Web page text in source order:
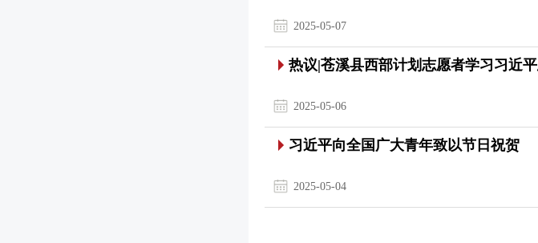
2025-05-07
热议|苍溪县西部计划志愿者学习习近
2025-05-06
习近平向全国广大青年致以节日祝贺
2025-05-04